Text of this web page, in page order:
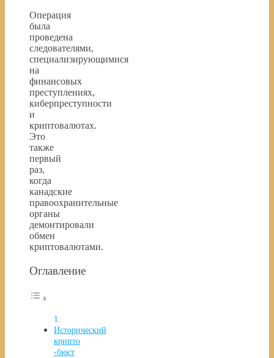
Операция
была
проведена
следователями,
специализирующимися
на
финансовых
преступлениях,
киберпреступности
и
криптовалютах.
Это
также
первый
раз,
когда
канадские
правоохранительные
органы
демонтировали
обмен
криптовалютами.
Оглавление
Исторический
крипто
-бюст